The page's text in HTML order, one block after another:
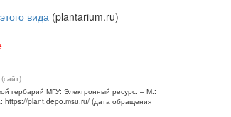
вида (plantarium.ru)
гербарий МГУ: Электронный ресурс. – М.:
https://plant.depo.msu.ru/ (дата обращения